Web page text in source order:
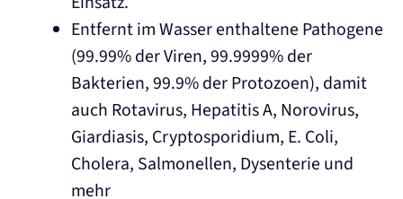
Entfernt im Wasser enthaltene Pathogene
(99.99% der Viren, 99.9999% der
Bakterien, 99.9% der Protozoen), damit
auch Rotavirus, Hepatitis A, Norovirus,
Giardiasis, Cryptosporidium, E. Coli,
Cholera, Salmonellen, Dysenterie und
mehr